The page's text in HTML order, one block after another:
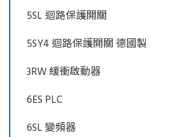
5SL 迴路保護開關
5SY4 迴路保護開關 德國製
3RW 緩衝啟動器
6ES PLC
6SL 變頻器